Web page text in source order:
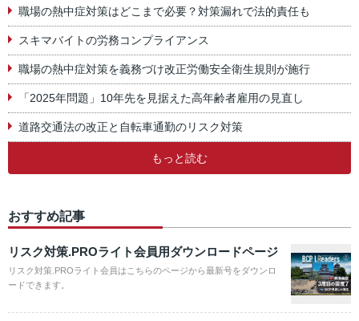
職場の熱中症対策はどこまで必要？対策漏れで法的責任も
スキマバイトの労務コンプライアンス
職場の熱中症対策を義務づけ改正労働安全衛生規則が施行
「2025年問題」10年先を見据えた高年齢者雇用の見直し
道路交通法の改正と自転車通勤のリスク対策
もっと読む
おすすめ記事
リスク対策.PROライト会員用ダウンロードページ
リスク対策.PROライト会員はこちらのページから最新号をダウンロ
ードできます。